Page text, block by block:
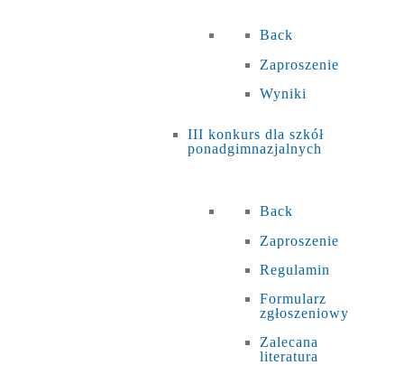
Back
Zaproszenie
Wyniki
III konkurs dla szkół
ponadgimnazjalnych
Back
Zaproszenie
Regulamin
Formularz
zgłoszeniowy
Zalecana
literatura